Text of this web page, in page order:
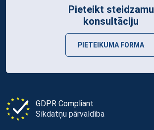
GDPR Compliant
Sīkdatņu pārvaldība
Pieteikt steidzamu
konsultāciju
PIETEIKUMA FORMA